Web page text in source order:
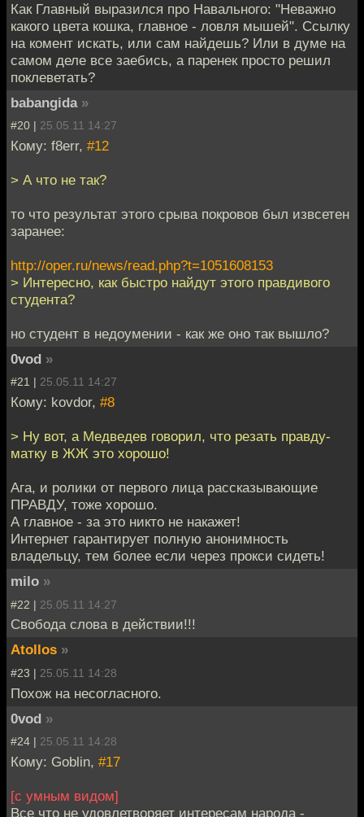
Как Главный выразился про Навального: "Неважно
какого цвета кошка, главное - ловля мышей". Ссылку
на комент искать, или сам найдешь? Или в думе на
самом деле все заебись, а паренек просто решил
поклеветать?
babangida »
#20 | 25.05.11 14:27
Кому: f8err, #12
> А что не так?
то что результат этого срыва покровов был извсетен
заранее:
http://oper.ru/news/read.php?t=1051608153
> Интересно, как быстро найдут этого правдивого
студента?
но студент в недоумении - как же оно так вышло?
0vod »
#21 | 25.05.11 14:27
Кому: kovdor, #8
> Ну вот, а Медведев говорил, что резать правду-
матку в ЖЖ это хорошо!
Ага, и ролики от первого лица рассказывающие
ПРАВДУ, тоже хорошо.
А главное - за это никто не накажет!
Интернет гарантирует полную анонимность
владельцу, тем более если через прокси сидеть!
milo »
#22 | 25.05.11 14:27
Свобода слова в действии!!!
Atollos »
#23 | 25.05.11 14:28
Похож на несогласного.
0vod »
#24 | 25.05.11 14:28
Кому: Goblin, #17
[с умным видом]
Все что не удовлетворяет интересам народа -